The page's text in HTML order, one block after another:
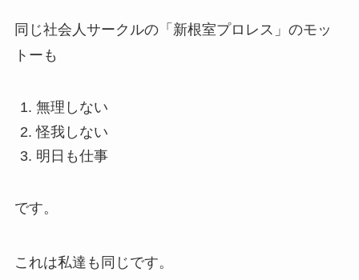
同じ社会人サークルの「新根室プロレス」のモッ
トーも
無理しない
怪我しない
明日も仕事
です。
これは私達も同じです。